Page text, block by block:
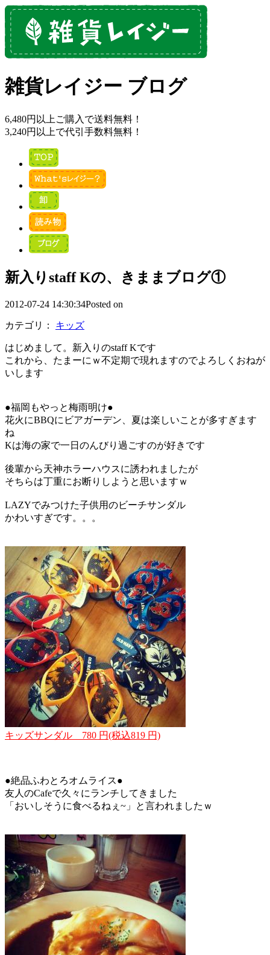
雑貨レイジー ブログ
6,480円以上ご購入で送料無料！
3,240円以上で代引手数料無料！
新入りstaff Kの、きままブログ①
2012-07-24 14:30:34Posted on
カテゴリ： キッズ
はじめまして。新入りのstaff Kです
これから、たまーにｗ不定期で現れますのでよろしくおねが
いします
●福岡もやっと梅雨明け●
花火にBBQにビアガーデン、夏は楽しいことが多すぎます
ね
Kは海の家で一日のんびり過ごすのが好きです
後輩から天神ホラーハウスに誘われましたが
そちらは丁重にお断りしようと思いますｗ
LAZYでみつけた子供用のビーチサンダル
かわいすぎです。。。
キッズサンダル 780 円(税込819 円)
●絶品ふわとろオムライス●
友人のCafeで久々にランチしてきました
「おいしそうに食べるねぇ~」と言われましたｗ